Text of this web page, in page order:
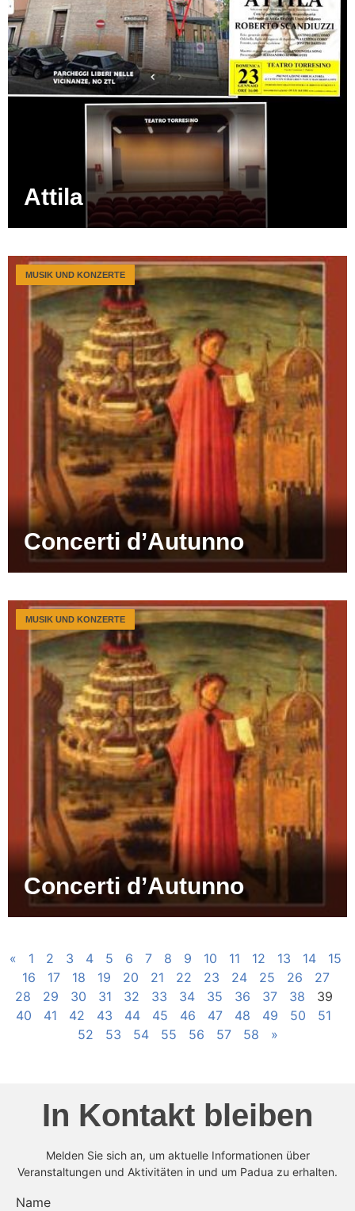
Attila
Concerti d’Autunno
MUSIK UND KONZERTE
Concerti d’Autunno
MUSIK UND KONZERTE
« 1 2 3 4 5 6 7 8 9 10 11 12 13 14
15
16
17 18 19 20 21 22 23 24 25 26
27
28
29 30 31 32 33 34 35 36 37 38
39
40
41 42 43 44 45 46 47 48 49 50
51
52
53 54 55 56 57 58 »
In Kontakt bleiben
Melden Sie sich an, um aktuelle Informationen über
Veranstaltungen und Aktivitäten in und um Padua zu erhalten.
Name